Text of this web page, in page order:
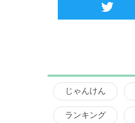
じゃんけん
ランキング